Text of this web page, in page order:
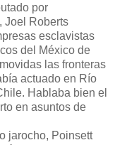
por
Joel Roberts
esclavistas
del México de
las fronteras
actuado en Río
Hablaba bien el
en asuntos de
jarocho, Poinsett